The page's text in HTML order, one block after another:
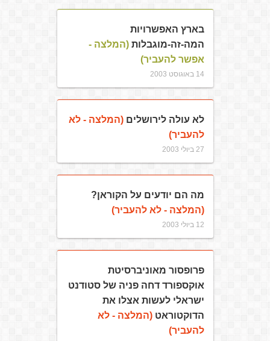
בארץ האפשרויות
המה-זה-מוגבלות(המלצה -
אפשר להעביר)
14 באוגוסט 2003
לא עולה לירושלים(המלצה - לא
להעביר)
27 ביולי 2003
מה הם יודעים על הקוראן?
(המלצה - לא להעביר)
12 ביולי 2003
פרופסור מאוניברסיטת
אוקספורד דחה פניה של סטודנט
ישראלי לעשות אצלו את
הדוקטוראט(המלצה - לא
להעביר)